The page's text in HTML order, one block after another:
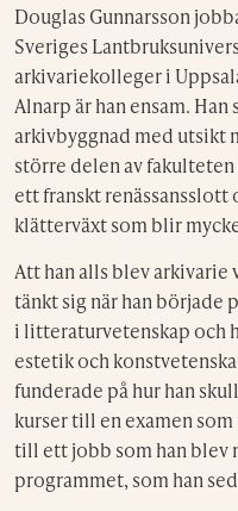
Douglas Gunnarsson
Sveriges
arkivariekolleger i
Alnarp är han ensam.
arkivbyggnad med utsikt
större delen av
ett franskt
klätterväxt som blir
Att han alls blev arkivarie
tänkt sig när han började
i litteraturvetenskap och
estetik och
funderade på hur han
kurser till en examen
till ett jobb som han blev
programmet, som han